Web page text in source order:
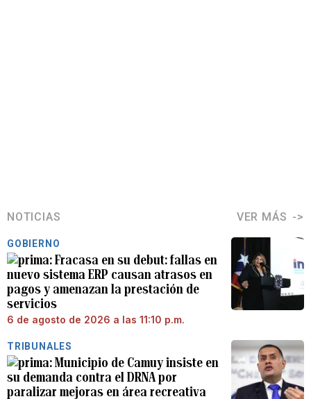
NOTICIAS VER MÁS
GOBIERNO
Fracasa en su debut: fallas en
nuevo sistema ERP causan atrasos en
pagos y amenazan la prestación de
servicios
6 de agosto de 2026 a las 11:10 p.m.
TRIBUNALES
Municipio de Camuy insiste en
su demanda contra el DRNA por
paralizar mejoras en área recreativa